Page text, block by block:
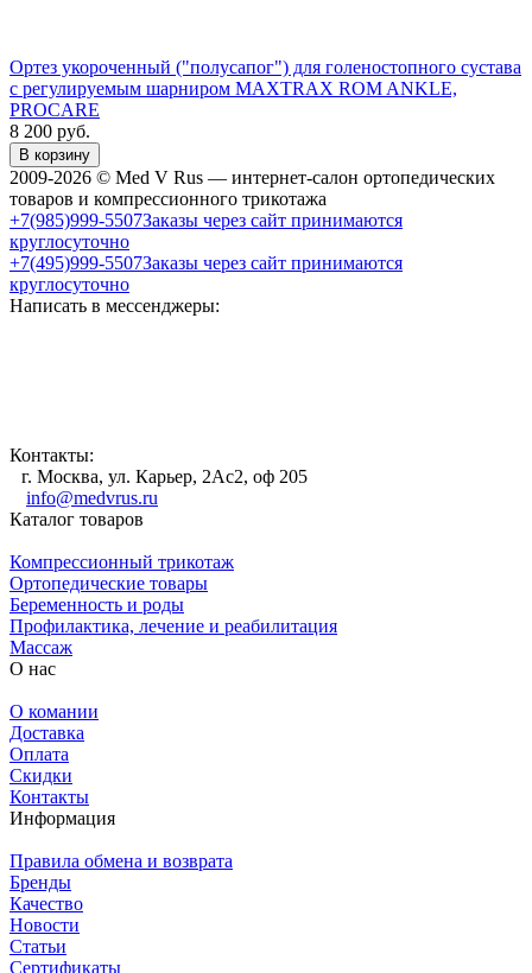
Ортез укороченный ("полусапог") для голеностопного сустава
с регулируемым шарниром MAXTRAX ROM ANKLE,
PROCARE
8 200 руб.
В корзину
2009-2026 © Med V Rus — интернет-салон ортопедических
товаров и компрессионного трикотажа
+7(985)999-5507Заказы через сайт принимаются
круглосуточно
+7(495)999-5507Заказы через сайт принимаются
круглосуточно
Написать в мессенджеры:
Контакты:
г. Москва, ул. Карьер, 2Ас2, оф 205
info@medvrus.ru
Каталог товаров
Компрессионный трикотаж
Ортопедические товары
Беременность и роды
Профилактика, лечение и реабилитация
Массаж
О нас
О комании
Доставка
Оплата
Скидки
Контакты
Информация
Правила обмена и возврата
Бренды
Качество
Новости
Статьи
Сертификаты